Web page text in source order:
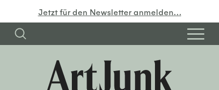
Jetzt für den Newsletter anmelden…